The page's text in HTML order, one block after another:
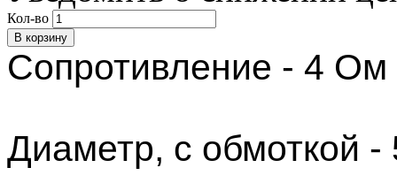
Кол-во
Сопротивление - 4 Ом
Диаметр, с обмоткой